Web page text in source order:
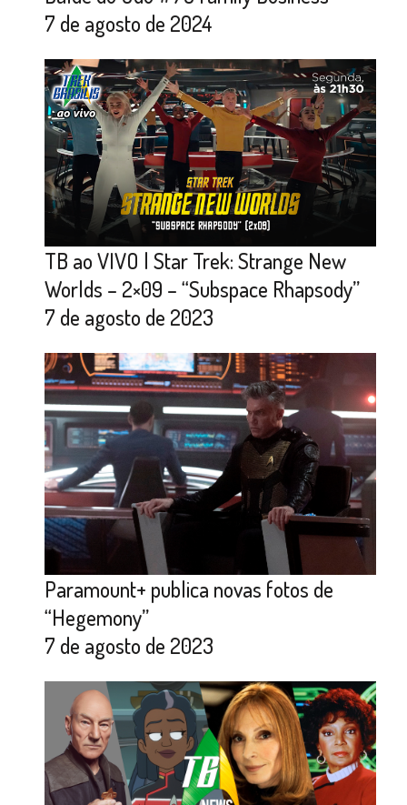
7 de agosto de 2024
TB ao VIVO | Star Trek: Strange New
Worlds – 2×09 – “Subspace Rhapsody”
7 de agosto de 2023
Paramount+ publica novas fotos de
“Hegemony”
7 de agosto de 2023